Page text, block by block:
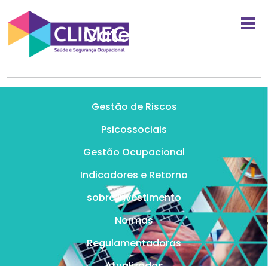
Categoria:
demissional
Gestão de Riscos
Psicossociais
Gestão Ocupacional
Indicadores e Retorno
sobre Investimento
Normas
Regulamentadoras
Atualizadas